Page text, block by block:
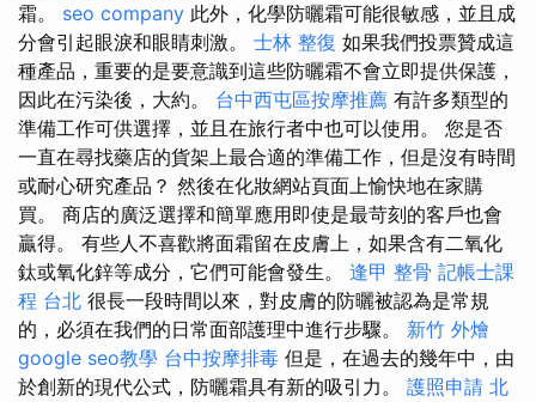
霜。 seo company 此外，化學防曬霜可能很敏感，並且成
分會引起眼淚和眼睛刺激。 士林 整復 如果我們投票贊成這
種產品，重要的是要意識到這些防曬霜不會立即提供保護，
因此在污染後，大約。 台中西屯區按摩推薦 有許多類型的
準備工作可供選擇，並且在旅行者中也可以使用。 您是否
一直在尋找藥店的貨架上最合適的準備工作，但是沒有時間
或耐心研究產品？ 然後在化妝網站頁面上愉快地在家購
買。 商店的廣泛選擇和簡單應用即使是最苛刻的客戶也會
贏得。 有些人不喜歡將面霜留在皮膚上，如果含有二氧化
鈦或氧化鋅等成分，它們可能會發生。 逢甲 整骨 記帳士課
程 台北 很長一段時間以來，對皮膚的防曬被認為是常規
的，必須在我們的日常面部護理中進行步驟。 新竹 外燴
google seo教學 台中按摩排毒 但是，在過去的幾年中，由
於創新的現代公式，防曬霜具有新的吸引力。 護照申請 北